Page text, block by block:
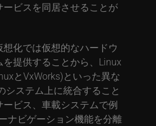
ビスを同居させることが
化では仮想的なハードウ
提供することから、Linux
とVxWorks)といった異な
システム上に統合すること
ビス、車載システムで例
ナビゲーション機能を分離